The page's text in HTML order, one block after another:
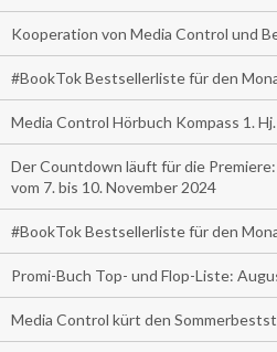
Kooperation von Media Control und
#BookTok Bestsellerliste für den
Media Control Hörbuch Kompass 1.
Der Countdown läuft für die
vom 7. bis 10. November 2024
#BookTok Bestsellerliste für den
Promi-Buch Top- und Flop-Liste:
Media Control kürt den